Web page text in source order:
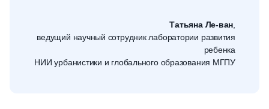
Татьяна Ле-ван
ведущий научный сотрудник лаборатории развития
ребенка
НИИ урбанистики и глобального образования МГПУ